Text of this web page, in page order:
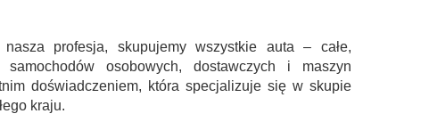
profesja, skupujemy wszystkie auta – całe,
osobowych, dostawczych i maszyn
doświadczeniem, która specjalizuje się w skupie
kraju.